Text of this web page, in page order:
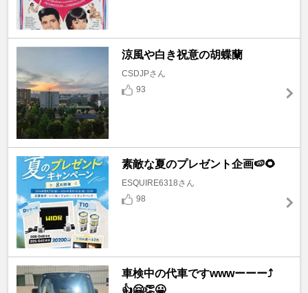
涼風や白き祝意の胡蝶蘭
CSDJPさん
93
素敵な夏のプレゼント企画🍉🌻
ESQUIRE6318さん
98
車検中の代車ですwwwーーー⤴️
👍🤗👏😀